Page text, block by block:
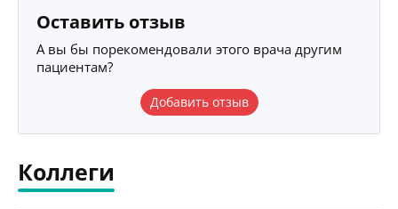
Оставить отзыв
А вы бы порекомендовали этого врача другим
пациентам?
Добавить отзыв
Коллеги